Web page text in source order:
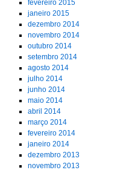
fevereiro 2015
janeiro 2015
dezembro 2014
novembro 2014
outubro 2014
setembro 2014
agosto 2014
julho 2014
junho 2014
maio 2014
abril 2014
março 2014
fevereiro 2014
janeiro 2014
dezembro 2013
novembro 2013